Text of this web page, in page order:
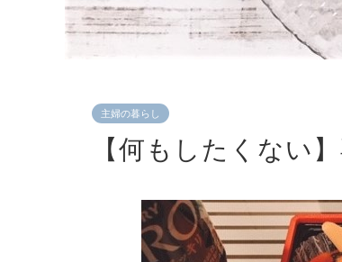
主婦の暮らし
【何もしたくない